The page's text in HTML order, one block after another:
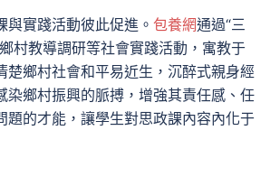
與實踐活動彼此促進。 包養網通過“三
村教導調研等社會實踐活動，寓教于
楚鄉村社會和平易近生，沉醉式親身經
染鄉村振興的脈搏，增強其責任感、任
題的才能，讓學生對思政課內容內化于